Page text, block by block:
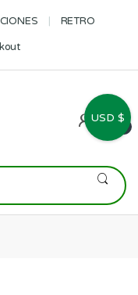
RETRO
0
USD $